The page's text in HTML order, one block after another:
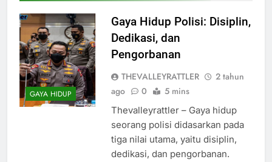
GAYA HIDUP
Gaya Hidup Polisi: Disiplin,
Dedikasi, dan
Pengorbanan
THEVALLEYRATTLER
2 tahun
ago
0 5 mins
Thevalleyrattler – Gaya hidup
seorang polisi didasarkan pada
tiga nilai utama, yaitu disiplin,
dedikasi, dan pengorbanan.